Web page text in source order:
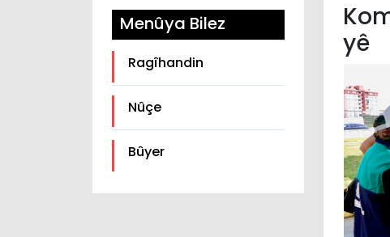
Menûya Bilez
Ragîhandin
Nûçe
Bûyer
yê